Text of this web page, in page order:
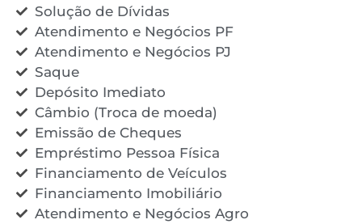
Solução de Dívidas
Atendimento e Negócios PF
Atendimento e Negócios PJ
Saque
Depósito Imediato
Câmbio (Troca de moeda)
Emissão de Cheques
Empréstimo Pessoa Física
Financiamento de Veículos
Financiamento Imobiliário
Atendimento e Negócios Agro